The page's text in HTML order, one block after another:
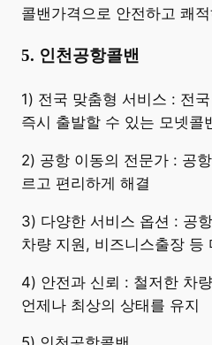
콜밴가격으로 안전하고 쾌
5. 인천공항콜밴
​1) 전국 맞춤형 서비스 : 전
즉시 출발할 수 있는 모넷콜
2) 공항 이동의 전문가 : 공
르고 편리하게 해결
3) 다양한 서비스 옵션 : 공
차량 지원, 비즈니스출장 등
4) 안전과 신뢰 : 철저한 차
언제나 최상의 상태를 유지